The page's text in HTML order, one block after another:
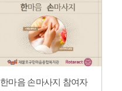
한마음 손마사지 참여자